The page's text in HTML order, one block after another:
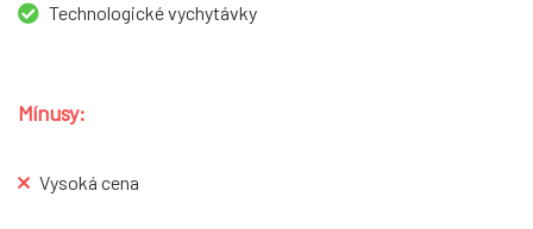
Technologické vychytávky
Mínusy:
Vysoká cena